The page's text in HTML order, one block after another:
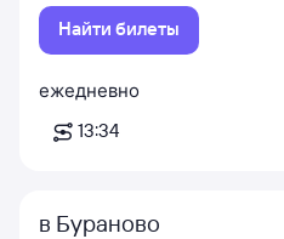
Найти билеты
ежедневно
13:34
в Бураново